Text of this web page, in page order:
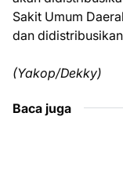
Sakit Umum
dan
(Yakop/Dekky)
Baca juga